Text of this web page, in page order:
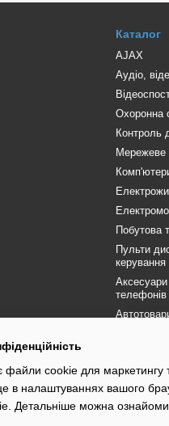
Каталог
AJAX
Аудіо,
Охоронна
Контроль
Мережеве
Побутова
Пульти
керування
телефонів
Розпродаж
файли cookie для маркетингу
в налаштуваннях вашого
Детальніше можна